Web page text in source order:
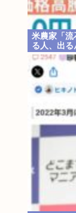
米農家「流
る人、出る